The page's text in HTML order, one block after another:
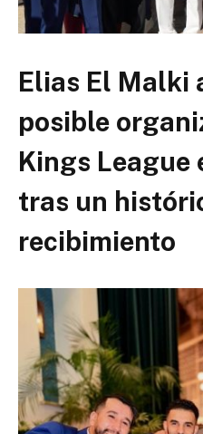
Elias El Malki
posible
Kings League
tras un
recibimiento